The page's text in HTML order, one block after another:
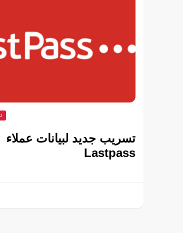
تسريب جديد لبيانات عملاء
Lastpass